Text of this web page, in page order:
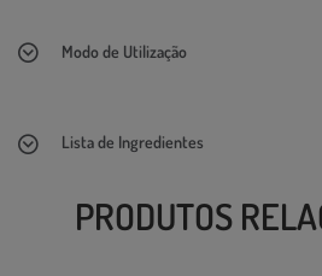
Modo de Utilização
Lista de Ingredientes
PRODUTOS